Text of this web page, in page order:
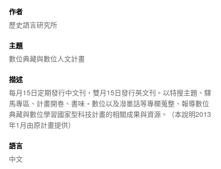
作者
歷史語言研究所
主題
數位典藏與數位人文計畫
描述
每月15日定期發行中文刊，雙月15日發行英文刊。以特搜主題、驛
馬專區、計畫開卷、書味‧數位以及潑墨話等專欄蒐整、報導數位
典藏與數位學習國家型科技計畫的相關成果與資源。（本說明2013
年1月由原計畫提供）
語言
中文